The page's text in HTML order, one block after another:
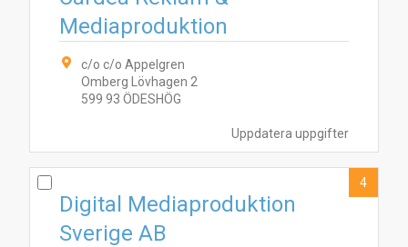
Uppdatera uppgifter
Mediaproduktion
c/o c/o Appelgren
Omberg Lövhagen 2
599 93 ÖDESHÖG
Digital Mediaproduktion
Sverige AB
4